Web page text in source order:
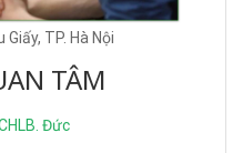
TP. Hà Nội
TÂM
Đức